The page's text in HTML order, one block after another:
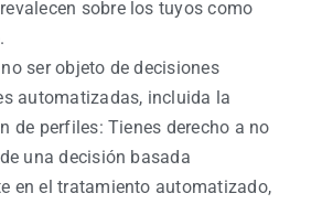
sobre los tuyos como
ser objeto de decisiones
automatizadas, incluida la
de perfiles: Tienes derecho a no
una decisión basada
en el tratamiento automatizado,